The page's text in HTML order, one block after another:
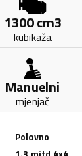
1300cm3
kubikaža
Manuelni
mjenjač
Polovno